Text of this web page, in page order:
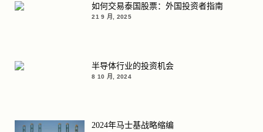
如何交易泰国股票：外国投资者指南
21 9 月, 2025
半导体行业的投资机会
8 10 月, 2024
2024年马士基战略缩编